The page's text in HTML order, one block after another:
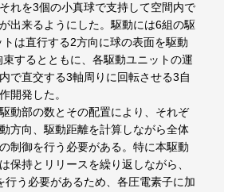
れを3個の小真球で支持して空間内で
出来るようにした。駆動には6組の駆
は直行する2方向に球の表面を駆動
するとともに、各駆動ユニットの運
で直交する3軸周りに回転させる3自
開発した。
動部の数とその配置により、それぞ
方向、駆動距離を計算しながら全体
制御を行う必要がある。特に本駆動
保持とリリースを繰り返しながら、
行う必要があるため、各圧電素子に加